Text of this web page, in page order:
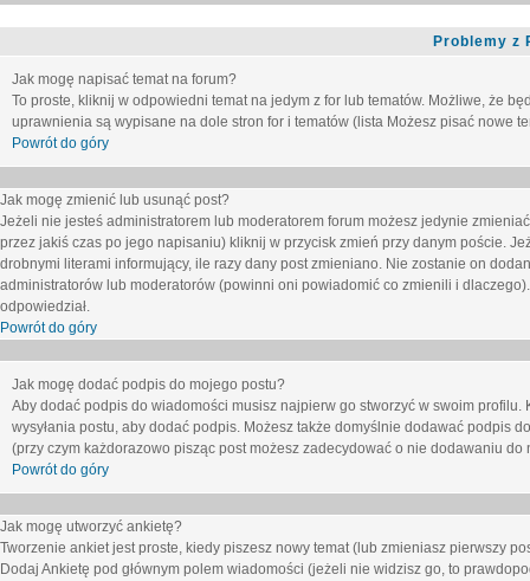
Problemy z
Jak mogę napisać temat na forum?
To proste, kliknij w odpowiedni temat na jedym z for lub tematów. Możliwe, że
uprawnienia są wypisane na dole stron for i tematów (lista Możesz pisać nowe
Powrót do góry
Jak mogę zmienić lub usunąć post?
Jeżeli nie jesteś administratorem lub moderatorem forum możesz jedynie
przez jakiś czas po jego napisaniu) kliknij w przycisk zmień przy danym poście.
drobnymi literami informujący, ile razy dany post zmieniano. Nie zostanie on
administratorów lub moderatorów (powinni oni powiadomić co zmienili i
odpowiedział.
Powrót do góry
Jak mogę dodać podpis do mojego postu?
Aby dodać podpis do wiadomości musisz najpierw go stworzyć w swoim
wysyłania postu, aby dodać podpis. Możesz także domyślnie dodawać podpis
(przy czym każdorazowo pisząc post możesz zadecydować o nie dodawaniu
Powrót do góry
Jak mogę utworzyć ankietę?
Tworzenie ankiet jest proste, kiedy piszesz nowy temat (lub zmieniasz pierwszy
Dodaj Ankietę pod głównym polem wiadomości (jeżeli nie widzisz go, to